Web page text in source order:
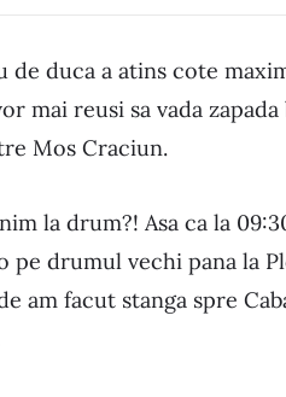
duca a atins cote
mai reusi sa vada
Mos Craciun.
la drum?! Asa ca la
drumul vechi pana la
am facut stanga spre